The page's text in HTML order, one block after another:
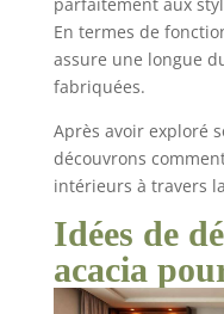
En termes de
assure une longue
fabriquées.
Après avoir exploré
découvrons
intérieurs à travers
Idées de
acacia